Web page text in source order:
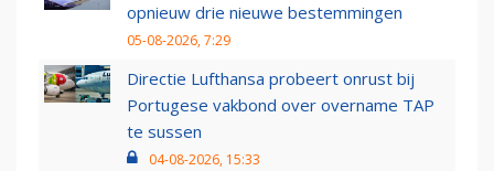
opnieuw drie nieuwe bestemmingen
05-08-2026, 7:29
Directie Lufthansa probeert onrust bij
Portugese vakbond over overname TAP
te sussen
04-08-2026, 15:33